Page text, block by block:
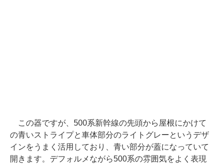
この器ですが、500系新幹線の先頭から屋根にかけて
の青いストライプと車体部分のライトグレーというデザ
インをうまく活用しており、青い部分が蓋になっていて
開きます。デフォルメながら500系の雰囲気をよく表現